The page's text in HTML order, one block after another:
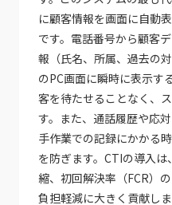
に顧客情報を画面に自動
です。電話番号から顧客
報（氏名、所属、過去の
のPC画面に瞬時に表示す
客を待たせることなく、
す。また、通話履歴や応
手作業での記録にかかる
を防ぎます。CTIの導入
縮、初回解決率（FCR）
負担軽減に大きく貢献しま